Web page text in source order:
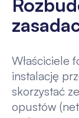
Właściciele
instalację
skorzystać
opustów